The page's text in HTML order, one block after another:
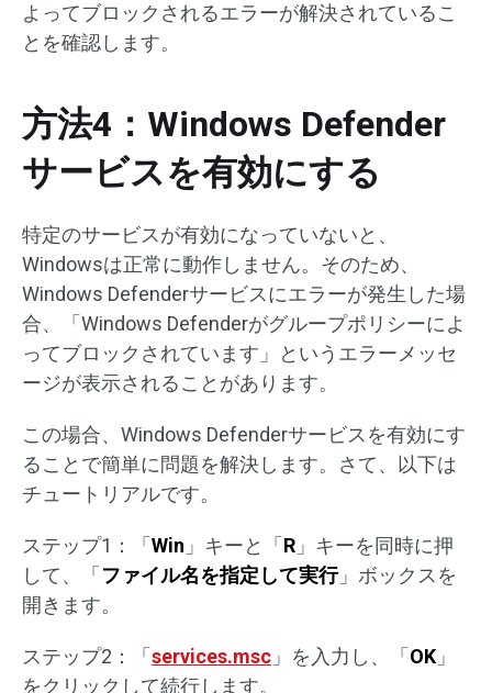
よってブロックされるエラーが解決されているこ
とを確認します。
方法4：Windows Defender
サービスを有効にする
特定のサービスが有効になっていないと、
Windowsは正常に動作しません。そのため、
Windows Defenderサービスにエラーが発生した場
合、「Windows Defenderがグループポリシーによ
ってブロックされています」というエラーメッセ
ージが表示されることがあります。
この場合、Windows Defenderサービスを有効にす
ることで簡単に問題を解決します。さて、以下は
チュートリアルです。
ステップ1：「 Win 」キーと「 R 」キーを同時に押
して、「 ファイル名を指定して実行」ボックスを
開きます。
ステップ2：「 services.msc 」を入力し、「 OK 」
をクリックして続行します。